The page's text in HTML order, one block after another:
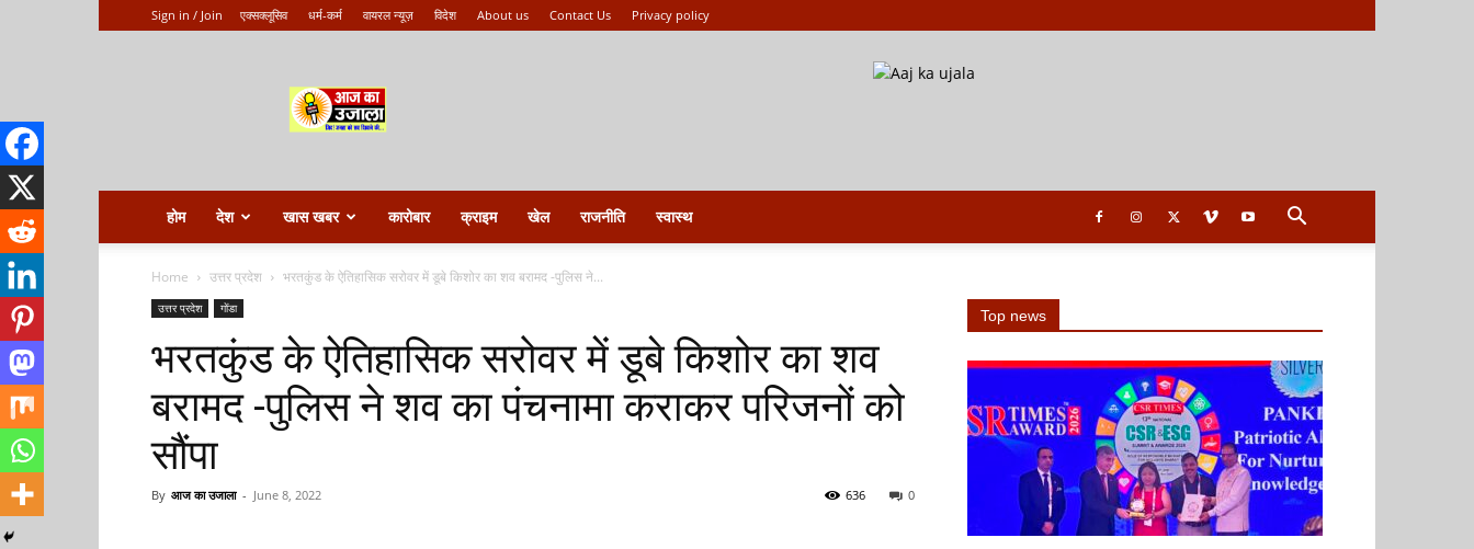
Sign in / Join एक्सक्लूसिव धर्म-कर्म वायरल न्यूज़ विदेश About us Contact Us Privacy policy
ka
ujala
होम देश खास खबर कारोबार क्राइम खेल राजनीति स्वास्थ
Home उत्तर प्रदेश भरतकुंड के ऐतिहासिक सरोवर में डूबे किशोर का शव बरामद -पुलिस ने...
उत्तर प्रदेश गोंडा
भरतकुंड के ऐतिहासिक सरोवर में डूबे किशोर का शव
बरामद -पुलिस ने शव का पंचनामा कराकर परिजनों को
सौंपा
By आज का उजाला - June 8, 2022 0
636
Top news